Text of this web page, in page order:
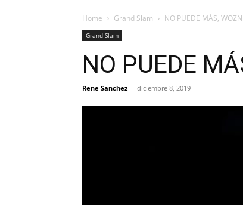
Home Grand Slam NO PUEDE MÁS,
Grand Slam
NO PUEDE
Rene Sanchez - diciembre 8, 2019